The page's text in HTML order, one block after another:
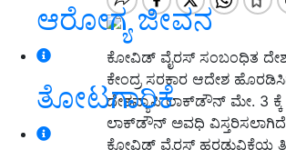
ಆರೋಗ್ಯ ಜೀವನ
ತೋಟಗಾರಿಕೆ
ಕೋವಿಡ್ ವೈರಸ್ ಸಂಬಂಧಿತ
ಕೇಂದ್ರ ಸರಕಾರ ಆದೇಶ
ದೇಶವ್ಯಾಪಿ ಲಾಕ್‍ಡೌನ್ ಮೇ. 3 ಕ್ಕೆ
ಲಾಕ್‍ಡೌನ್ ಅವಧಿ
ಕೋವಿಡ್ ವೈರಸ್ ಹರಡುವಿಕೆಯ